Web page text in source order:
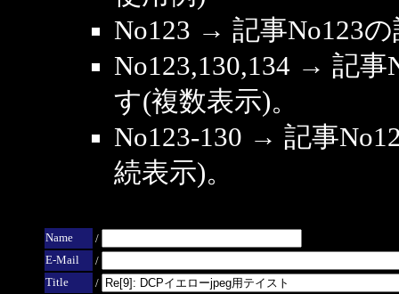
No123 → 記事No123
No123,130,134 → 記
す(複数表示)。
No123-130 → 記事
続表示)。
Name
/
E-Mail
/
Title
/